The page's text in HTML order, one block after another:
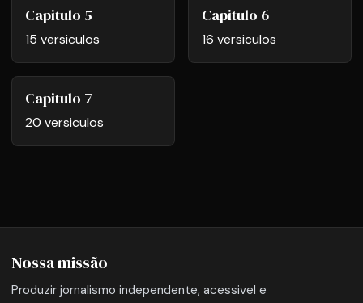
Capitulo 5
15 versiculos
Capitulo 6
16 versiculos
Capitulo 7
20 versiculos
Nossa missão
Produzir jornalismo independente, acessivel e